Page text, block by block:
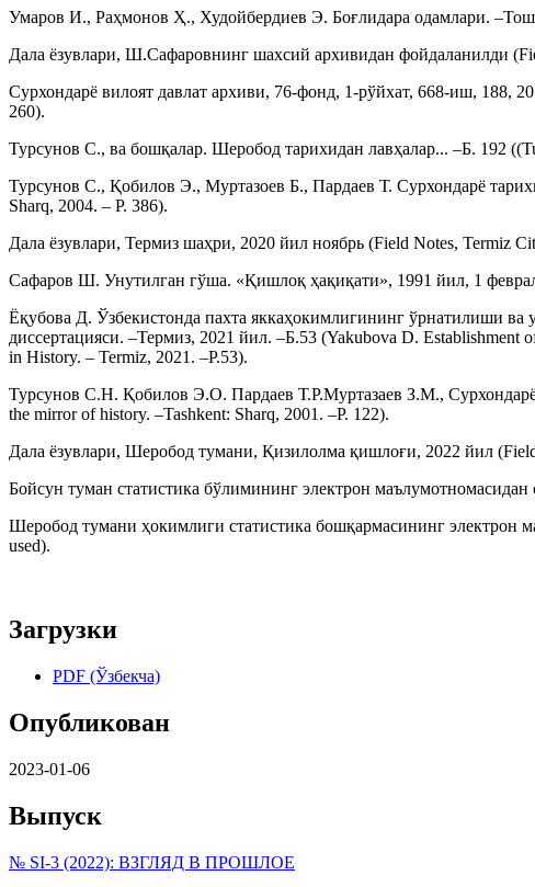
Умаров И., Раҳмонов Ҳ., Худойбердиев Э. Боғлидара одамлари.
Дала ёзувлари, Ш.Сафаровнинг шахсий архивидан фойдаланилди
Сурхондарё вилоят давлат архиви, 76-фонд, 1-рўйхат, 668-иш, 188,
260).
Турсунов С., ва бошқалар. Шеробод тарихидан лавҳалар... –Б. 192
Турсунов С., Қобилов Э., Муртазоев Б., Пардаев Т. Сурхондарё
Sharq, 2004. – P. 386).
Дала ёзувлари, Термиз шаҳри, 2020 йил ноябрь (Field Notes, Termiz
Сафаров Ш. Унутилган гўша. «Қишлоқ ҳақиқати», 1991 йил, 1
Ёқубова Д. Ўзбекистонда пахта яккаҳокимлигининг ўрнатилиши
диссертацияси. –Термиз, 2021 йил. –Б.53 (Yakubova D. Establishment
in History. – Termiz, 2021. –P.53).
Турсунов С.Н. Қобилов Э.О. Пардаев Т.Р.Муртазаев З.М.,
the mirror of history. –Tashkent: Sharq, 2001. –P. 122).
Дала ёзувлари, Шеробод тумани, Қизилолма қишлоғи, 2022 йил
Бойсун туман статистика бўлимининг электрон
Шеробод тумани ҳокимлиги статистика бошқармасининг электрон
used).
Загрузки
PDF (Ўзбекча)
Опубликован
2023-01-06
Выпуск
№ SI-3 (2022): ВЗГЛЯД В ПРОШЛОЕ